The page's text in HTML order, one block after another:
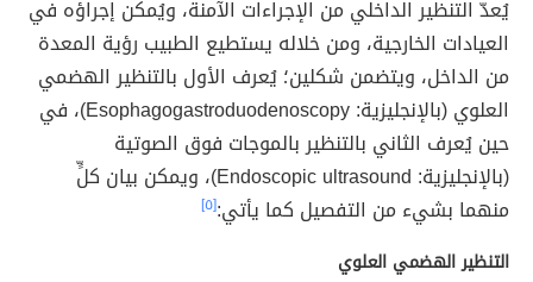
يُعدّ التنظير الداخلي من الإجراءات الآمنة، ويُمكن إجراؤه في
العيادات الخارجية، ومن خلاله يستطيع الطبيب رؤية المعدة
من الداخل، ويتضمن شكلين؛ يُعرف الأول بالتنظير الهضمي
العلوي (بالإنجليزية: Esophagogastroduodenoscopy)، في
حين يُعرف الثاني بالتنظير بالموجات فوق الصوتية
(بالإنجليزية: Endoscopic ultrasound)، ويمكن بيان كلٍّ
منهما بشيء من التفصيل كما يأتي:[٥]
التنظير الهضمي العلوي